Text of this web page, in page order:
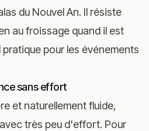
du Nouvel An. Il résiste
au froissage quand il est
pour les événements
sans effort
et naturellement fluide,
très peu d'effort. Pour